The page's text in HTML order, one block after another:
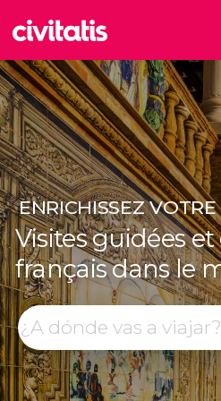
ENRICHISSEZVOTRE
Visites guidées
français dans le
Top